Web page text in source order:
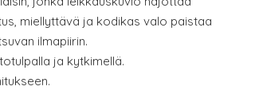
miellyttävä ja kodikas valo paistaa
ilmapiirin.
ja kytkimellä.